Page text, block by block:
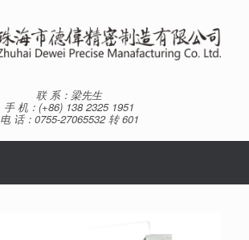
联 系：梁先生
手 机：(+86) 138 2325 1951
电 话：0755-27065532 转 601